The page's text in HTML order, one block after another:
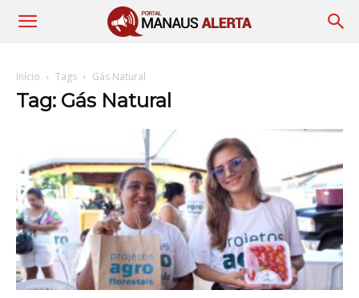
Início Tags Gás Natural
Tag: Gás Natural